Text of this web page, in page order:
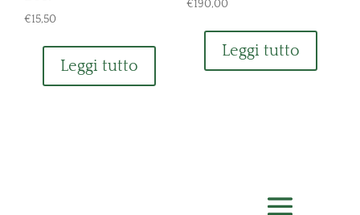
€15,50
Leggi tutto
€190,00
Leggi tutto